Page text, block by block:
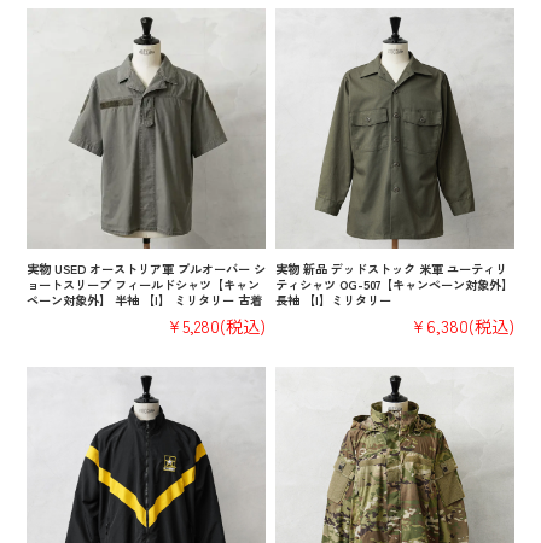
実物 USED オーストリア軍 プルオーバー シ
ョートスリーブ フィールドシャツ【キャン
ペーン対象外】 半袖 【I】 ミリタリー 古着
¥5,280(税込)
実物 新品 デッドストック 米軍 ユーティリ
ティシャツ OG-507【キャンペーン対象外】
長袖 【I】ミリタリー
¥6,380(税込)